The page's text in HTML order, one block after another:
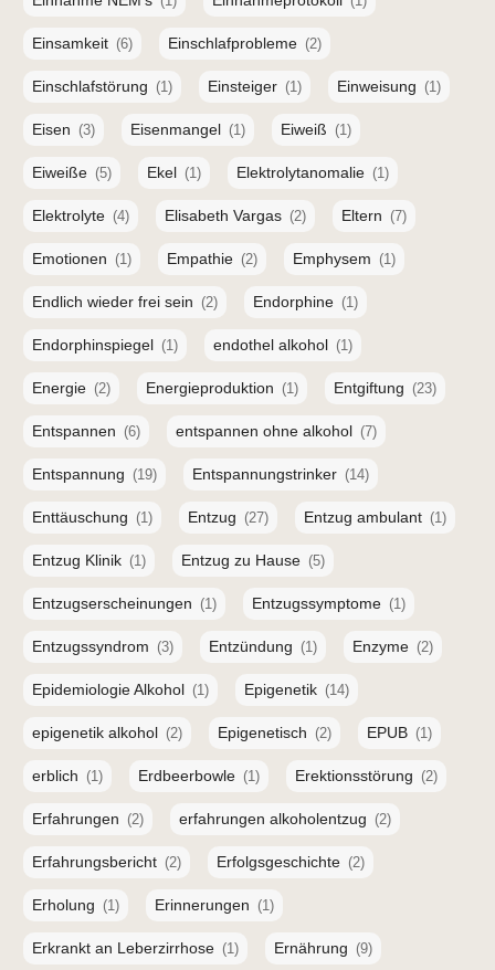
Einsamkeit (6) Einschlafprobleme (2)
Einschlafstörung (1) Einsteiger (1) Einweisung (1)
Eisen (3) Eisenmangel (1) Eiweiß (1)
Eiweiße (5) Ekel (1) Elektrolytanomalie (1)
Elektrolyte (4) Elisabeth Vargas (2) Eltern (7)
Emotionen (1) Empathie (2) Emphysem (1)
Endlich wieder frei sein (2) Endorphine (1)
Endorphinspiegel (1) endothel alkohol (1)
Energie (2) Energieproduktion (1) Entgiftung (23)
Entspannen (6) entspannen ohne alkohol (7)
Entspannung (19) Entspannungstrinker (14)
Enttäuschung (1) Entzug (27) Entzug ambulant (1)
Entzug Klinik (1) Entzug zu Hause (5)
Entzugserscheinungen (1) Entzugssymptome (1)
Entzugssyndrom (3) Entzündung (1) Enzyme (2)
Epidemiologie Alkohol (1) Epigenetik (14)
epigenetik alkohol (2) Epigenetisch (2) EPUB (1)
erblich (1) Erdbeerbowle (1) Erektionsstörung (2)
Erfahrungen (2) erfahrungen alkoholentzug (2)
Erfahrungsbericht (2) Erfolgsgeschichte (2)
Erholung (1) Erinnerungen (1)
Erkrankt an Leberzirrhose (1) Ernährung (9)